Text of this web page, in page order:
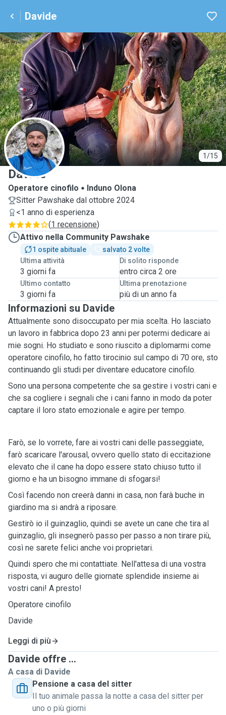
Davide
1/15
D
Davide
Operatore cinofilo
Induno Olona
Sitter Pawshake dal ottobre 2024
<1 anno di esperienza
(1 recensione)
Attivo nella Community Pawshake
1 ospite abituale
salvato 2 volte
Ultima attività
3 giorni fa
Di solito risponde
entro circa 2 ore
Ultimo contatto
3 giorni fa
Ultima prenotazione
più di un anno fa
Informazioni su Davide
Attualmente sono disoccupato per mia scelta. Ho lasciato
un lavoro in fabbrica dopo 23 anni per potermi dedicare ai
mie sogni. Ho studiato e sono riuscito a diplomarmi come
operatore cinofilo, ho fatto tirocinio sul campo di 70 ore, sto
continuando gli studi per diventare educatore cinofilo.
Sono una persona competente che sa gestire i vostri cani e
che sa cogliere i segnali che i cani fanno in modo da poter
captare il loro stato emozionale e agire per tempo.
Farò, se lo vorrete, fare ai vostri cani delle passeggiate,
farò scaricare l'arousal, ovvero quello stato di eccitazione
elevato che il cane ha dopo essere stato chiuso tutto il
giorno e ha un bisogno immane di sfogarsi!
Così facendo non creerà danni in casa, non farà buche in
giardino ma si andrà a riposare.
Gestirò io il guinzaglio, quindi se avete un cane che tira al
guinzaglio, gli insegnerò passo per passo a non tirare più,
così ne sarete felici anche voi proprietari.
Quindi spero che mi contattiate. Nell'attesa di una vostra
risposta, vi auguro delle giornate splendide insieme ai
vostri cani! A presto!
Operatore cinofilo
Davide
Leggi di più
Davide offre ...
A casa di Davide
Pensione a casa del sitter
Il tuo animale passa la notte a casa del sitter per
uno o più giorni